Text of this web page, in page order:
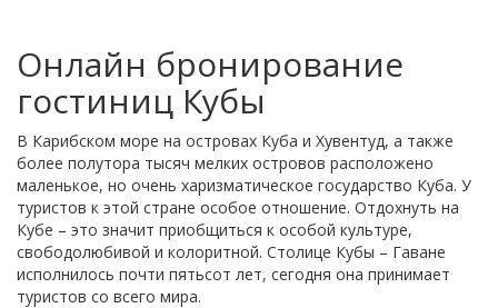
Онлайн бронирование
гостиниц Кубы
В Карибском море на островах Куба и Хувентуд, а также
более полутора тысяч мелких островов расположено
маленькое, но очень харизматическое государство Куба. У
туристов к этой стране особое отношение. Отдохнуть на
Кубе – это значит приобщиться к особой культуре,
свободолюбивой и колоритной. Столице Кубы – Гаване
исполнилось почти пятьсот лет, сегодня она принимает
туристов со всего мира.